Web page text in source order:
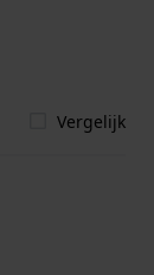
Vergelijk